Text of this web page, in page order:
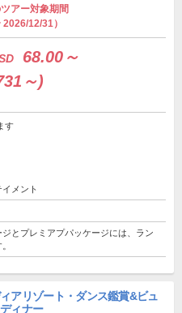
ツアー対象期間
12/31）
68.00～
～)
す
メント
とプレミアプパッケージには、ラン
アリゾート・ダンス鑑賞&ビュ
ィナー